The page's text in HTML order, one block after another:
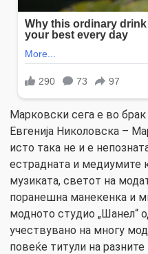
Марковски сега е во
Евгенија Николовска –
исто така не и е
естрадната и медиумите
музиката, светот на
поранешна манекенка и
модното студио „Шанел“
учествувано на многу
повеќе титули на